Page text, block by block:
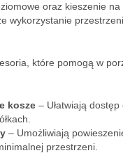
oraz kieszenie
wykorzystanie
które pomogą w
kosze – Ułatwiają
– Umożliwiają
przestrzeni.